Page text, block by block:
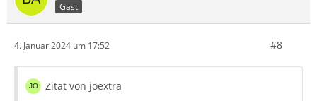
Gast
4. Januar 2024 um 17:52 #8
Zitat von joextra